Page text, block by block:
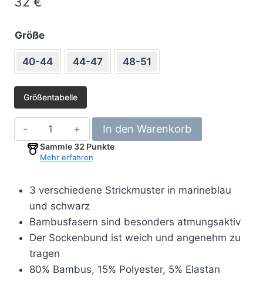
Größe
40-44 44-47 48-51
Größentabelle
6er
Pack
Bambus
verschiedene
Strickmuster-
navy/schwarz
Menge
In den Warenkorb
Sammle 32 Punkte
Mehr erfahren
3 verschiedene Strickmuster in marineblau
und schwarz
Bambusfasern sind besonders atmungsaktiv
Der Sockenbund ist weich und angenehm zu
tragen
80% Bambus, 15% Polyester, 5% Elastan